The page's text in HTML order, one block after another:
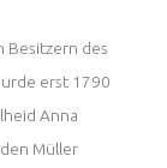
Besitzern des
erst 1790
Anna
Müller